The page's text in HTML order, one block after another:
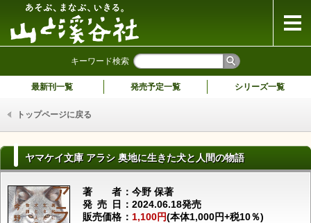
キーワード検索
最新刊一覧 発売予定一覧 シリーズ一覧
トップページに戻る
ヤマケイ文庫 アラシ 奥地に生きた犬と人間の物語
著者今野 保著
発売日 2024.06.18発売
販売価格
1,100円(本体1,000円+税10％)